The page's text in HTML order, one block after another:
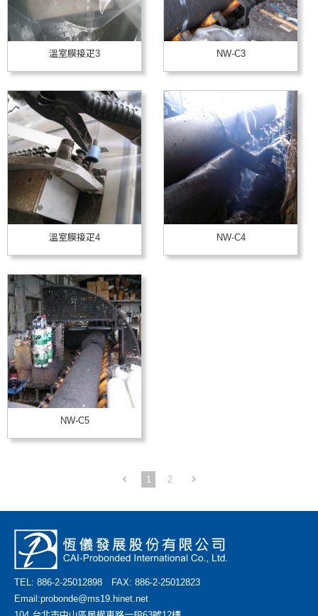
溫室膜接疋3 NW-C3
溫室膜接疋4 NW-C4
NW-C5
1 2
TEL: 886-2-25012898 FAX: 886-2-25012823
Email:probonde@ms19.hinet.net